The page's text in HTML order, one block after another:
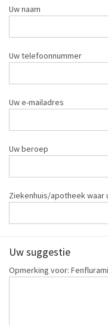
Uw naam
Uw telefoonnummer
Uw e-mailadres
Uw beroep
Ziekenhuis/apotheek waar
Uw suggestie
Opmerking voor: